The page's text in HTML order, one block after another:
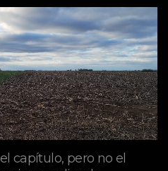
capítulo, pero no el